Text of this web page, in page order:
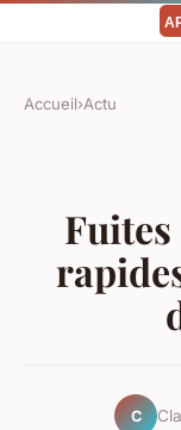
Accueil›Actu
Fuites
C